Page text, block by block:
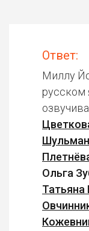
Ответ:
Миллу
русском
Шульман
Ольга
Татьяна